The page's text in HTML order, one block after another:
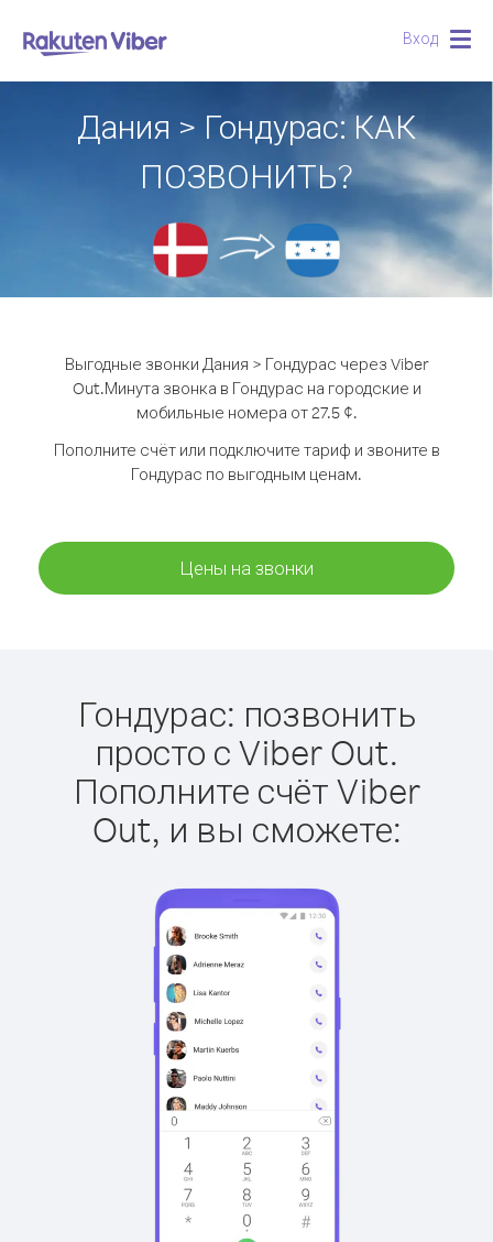
Вход
Дания > Гондурас: КАК
ПОЗВОНИТЬ?
Выгодные звонки Дания > Гондурас через Viber
Out.Минута звонка в Гондурас на городские и
мобильные номера от 27.5 ¢.
Пополните счёт или подключите тариф и звоните в
Гондурас по выгодным ценам.
Цены на звонки
Гондурас: позвонить
просто с Viber Out.
Пополните счёт Viber
Out, и вы сможете: